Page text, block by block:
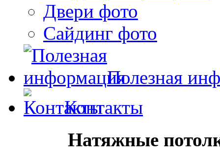
Двери фото
Сайдинг фото
Полезная
Контакты
Натяжные